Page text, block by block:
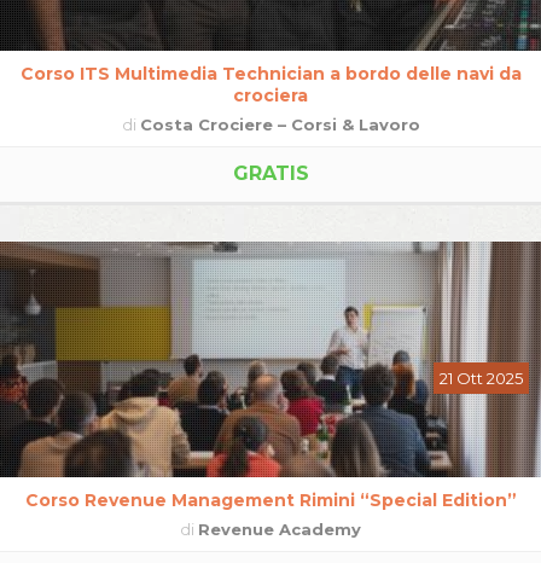
Corso ITS Multimedia Technician a bordo delle navi da
crociera
di Costa Crociere – Corsi & Lavoro
GRATIS
Corso Revenue Management Rimini “Special Edition”
di Revenue Academy
21 Ott 2025